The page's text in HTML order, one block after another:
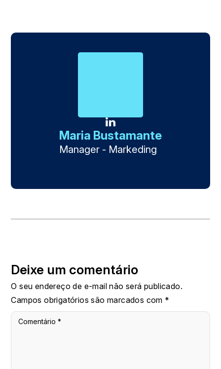
Maria Bustamante
Manager - Markeding
Deixe um comentário
O seu endereço de e-mail não será publicado.
Campos obrigatórios são marcados com *
Comentário*